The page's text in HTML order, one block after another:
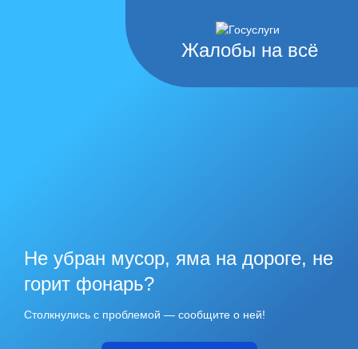
Жалобы на всё
Не убран мусор, яма на дороге, не
горит фонарь?
Столкнулись с проблемой — сообщите о ней!